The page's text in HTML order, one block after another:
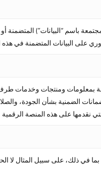
باسم “البيانات”)
بمعلومات ومنتجات
الضمنية بشأن الجودة،
في ذلك، على سبيل المثال لا